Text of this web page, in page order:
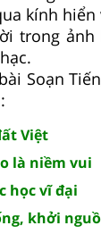
kính
trong ảnh
Soạn
Việt
là niềm vui
học vĩ đại
khởi